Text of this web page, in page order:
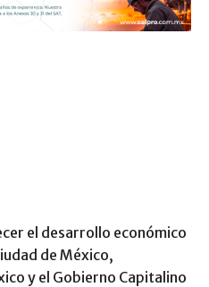
el desarrollo económico
de México,
y el Gobierno Capitalino